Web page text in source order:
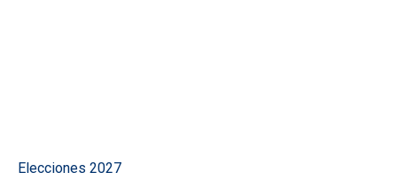
Elecciones 2027